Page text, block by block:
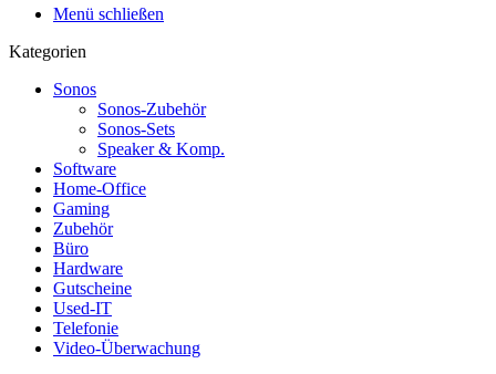
Menü schließen
Kategorien
Sonos
Sonos-Zubehör
Sonos-Sets
Speaker & Komp.
Software
Home-Office
Gaming
Zubehör
Büro
Hardware
Gutscheine
Used-IT
Telefonie
Video-Überwachung